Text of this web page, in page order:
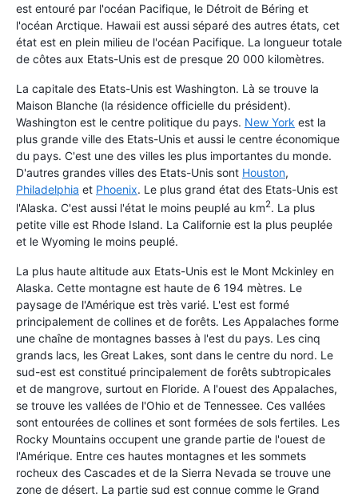
est entouré par l'océan Pacifique, le Détroit de Béring et
l'océan Arctique. Hawaii est aussi séparé des autres états, cet
état est en plein milieu de l'océan Pacifique. La longueur totale
de côtes aux Etats-Unis est de presque 20 000 kilomètres.
La capitale des Etats-Unis est Washington. Là se trouve la
Maison Blanche (la résidence officielle du président).
Washington est le centre politique du pays. New York est la
plus grande ville des Etats-Unis et aussi le centre économique
du pays. C'est une des villes les plus importantes du monde.
D'autres grandes villes des Etats-Unis sont Houston,
Philadelphia et Phoenix. Le plus grand état des Etats-Unis est
l'Alaska. C'est aussi l'état le moins peuplé au km2. La plus
petite ville est Rhode Island. La Californie est la plus peuplée
et le Wyoming le moins peuplé.
La plus haute altitude aux Etats-Unis est le Mont Mckinley en
Alaska. Cette montagne est haute de 6 194 mètres. Le
paysage de l'Amérique est très varié. L'est est formé
principalement de collines et de forêts. Les Appalaches forme
une chaîne de montagnes basses à l'est du pays. Les cinq
grands lacs, les Great Lakes, sont dans le centre du nord. Le
sud-est est constitué principalement de forêts subtropicales
et de mangrove, surtout en Floride. A l'ouest des Appalaches,
se trouve les vallées de l'Ohio et de Tennessee. Ces vallées
sont entourées de collines et sont formées de sols fertiles. Les
Rocky Mountains occupent une grande partie de l'ouest de
l'Amérique. Entre ces hautes montagnes et les sommets
rocheux des Cascades et de la Sierra Nevada se trouve une
zone de désert. La partie sud est connue comme le Grand